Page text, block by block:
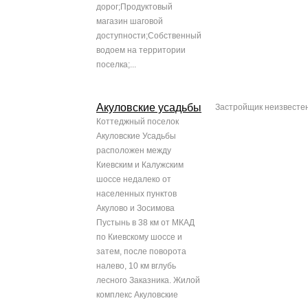
дорог;Продуктовый
магазин шаговой
доступности;Собственный
водоем на территории
поселка;...
Акуловские усадьбы
Коттеджный поселок
Акуловские Усадьбы
расположен между
Киевским и Калужским
шоссе недалеко от
населенных пунктов
Акулово и Зосимова
Пустынь в 38 км от МКАД
по Киевскому шоссе и
затем, после поворота
налево, 10 км вглубь
лесного Заказника. Жилой
комплекс Акуловские
Застройщик